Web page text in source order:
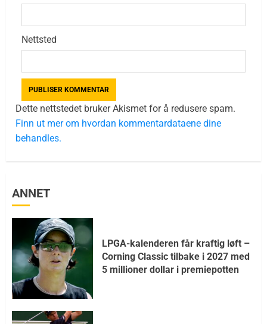
Nettsted
Dette nettstedet bruker Akismet for å redusere spam.
Finn ut mer om hvordan kommentardataene dine
behandles.
ANNET
LPGA-kalenderen får kraftig løft –
Corning Classic tilbake i 2027 med
5 millioner dollar i premiepotten